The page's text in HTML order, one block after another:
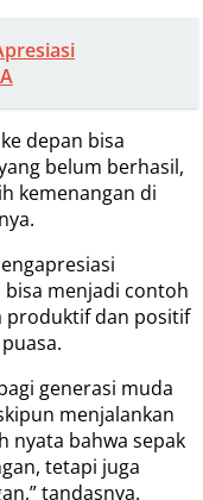
depan bisa
belum berhasil,
kemenangan di
bisa menjadi contoh
produktif dan positif
generasi muda
menjalankan
nyata bahwa sepak
tetapi juga
tandasnya.